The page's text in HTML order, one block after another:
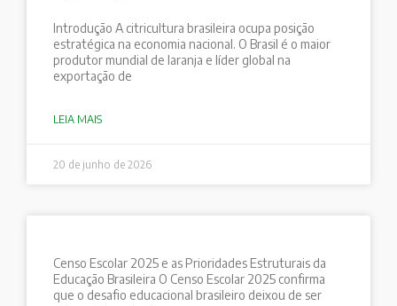
Introdução A citricultura brasileira ocupa posição
estratégica na economia nacional. O Brasil é o maior
produtor mundial de laranja e líder global na
exportação de
LEIA MAIS
20 de junho de 2026
Censo Escolar 2025 e as Prioridades Estruturais da
Educação Brasileira O Censo Escolar 2025 confirma
que o desafio educacional brasileiro deixou de ser